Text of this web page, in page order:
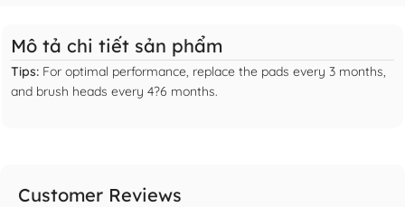
Mô tả chi tiết sản phẩm
Tips: For optimal performance, replace the pads every 3 months,
and brush heads every 4?6 months.
Customer Reviews